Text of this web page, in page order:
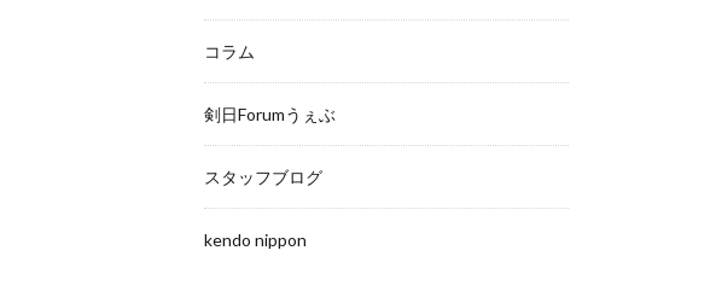
コラム
剣日Forumうぇぶ
スタッフブログ
kendo nippon